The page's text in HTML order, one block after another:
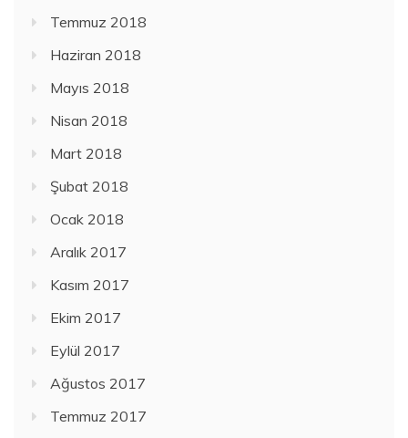
Temmuz 2018
Haziran 2018
Mayıs 2018
Nisan 2018
Mart 2018
Şubat 2018
Ocak 2018
Aralık 2017
Kasım 2017
Ekim 2017
Eylül 2017
Ağustos 2017
Temmuz 2017